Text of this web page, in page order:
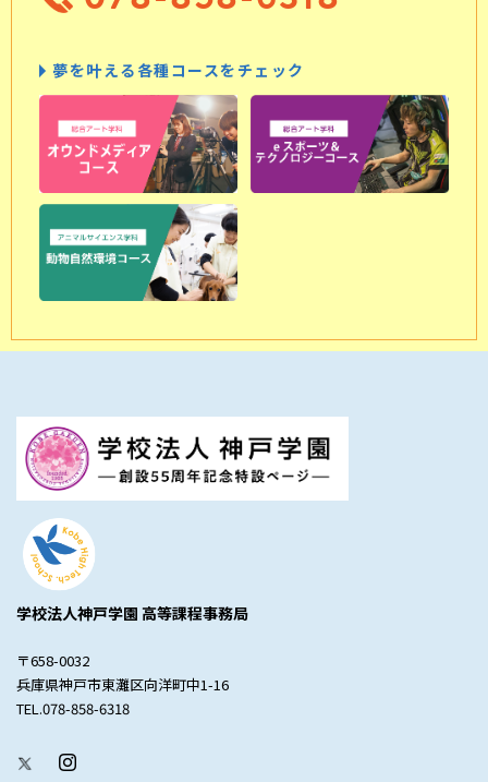
夢を叶える各種コースをチェック
学校法人神戸学園 高等課程事務局
〒658-0032
兵庫県神戸市東灘区向洋町中1-16
TEL.078-858-6318